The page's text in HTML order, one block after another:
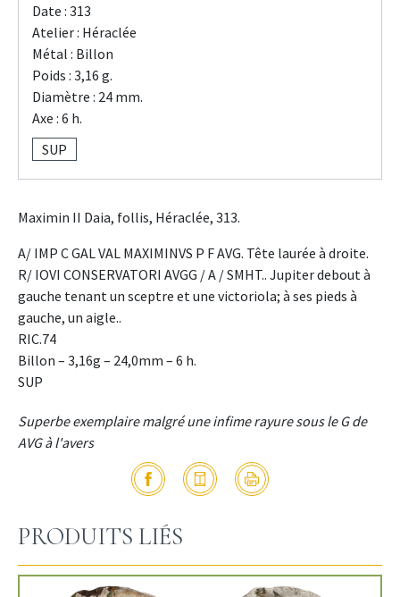
Date : 313
Atelier : Héraclée
Métal : Billon
Poids : 3,16 g.
Diamètre : 24 mm.
Axe : 6 h.
SUP
Maximin II Daia, follis, Héraclée, 313.
A/ IMP C GAL VAL MAXIMINVS P F AVG. Tête laurée à droite.
R/ IOVI CONSERVATORI AVGG / A / SMHT.. Jupiter debout à
gauche tenant un sceptre et une victoriola; à ses pieds à
gauche, un aigle..
RIC.74
Billon – 3,16g – 24,0mm – 6 h.
SUP
Superbe exemplaire malgré une infime rayure sous le G de
AVG à l'avers
PRODUITS LIÉS